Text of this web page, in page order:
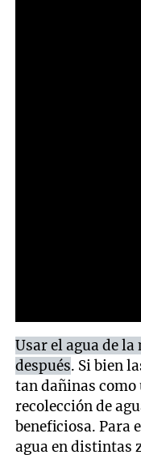
Usar el agua de
después. Si bien
tan dañinas
recolección de
beneficiosa. Para
agua en distintas